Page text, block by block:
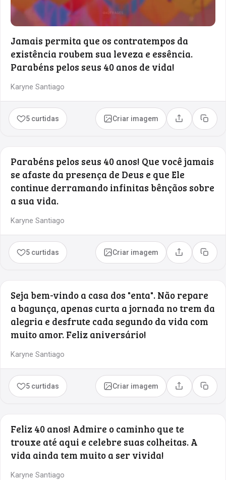
Jamais permita que os contratempos da
existência roubem sua leveza e essência.
Parabéns pelos seus 40 anos de vida!
Karyne Santiago
5 curtidas Criar imagem Compartilhar
Copiar
Parabéns pelos seus 40 anos! Que você jamais
se afaste da presença de Deus e que Ele
continue derramando infinitas bênçãos sobre
a sua vida.
Karyne Santiago
5 curtidas Criar imagem Compartilhar
Copiar
Seja bem-vindo a casa dos "enta". Não repare
a bagunça, apenas curta a jornada no trem da
alegria e desfrute cada segundo da vida com
muito amor. Feliz aniversário!
Karyne Santiago
5 curtidas Criar imagem Compartilhar
Copiar
Feliz 40 anos! Admire o caminho que te
trouxe até aqui e celebre suas colheitas. A
vida ainda tem muito a ser vivida!
Karyne Santiago